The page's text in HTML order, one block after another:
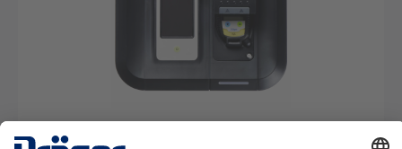
X-dock Set 5300 für die Pac Serie